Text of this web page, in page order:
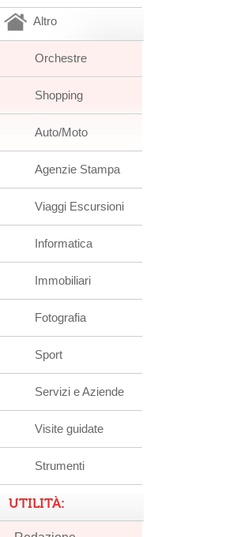
Altro
Orchestre
Shopping
Auto/Moto
Agenzie Stampa
Viaggi Escursioni
Informatica
Immobiliari
Fotografia
Sport
Servizi e Aziende
Visite guidate
Strumenti
UTILITÀ: